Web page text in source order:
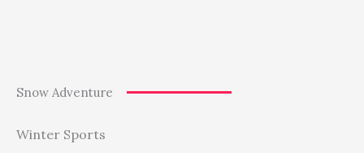
Snow Adventure
Winter Sports